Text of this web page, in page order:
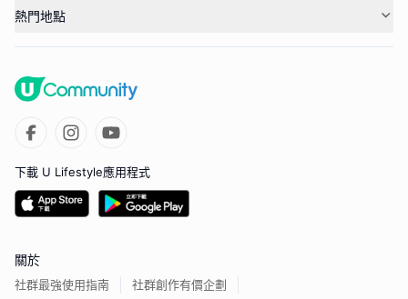
熱門地點
下載 U Lifestyle應用程式
關於
社群最強使用指南 社群創作有價企劃